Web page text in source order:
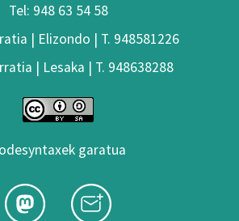
Tel: 948 63 54 58
| Elizondo | T. 948581226
| Lesaka | T. 948638288
garatua